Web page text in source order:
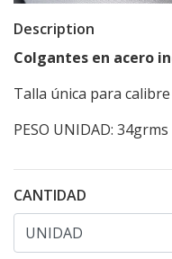
Description
Colgantes en acero
Talla única para
PESO UNIDAD: 34grms
CANTIDAD